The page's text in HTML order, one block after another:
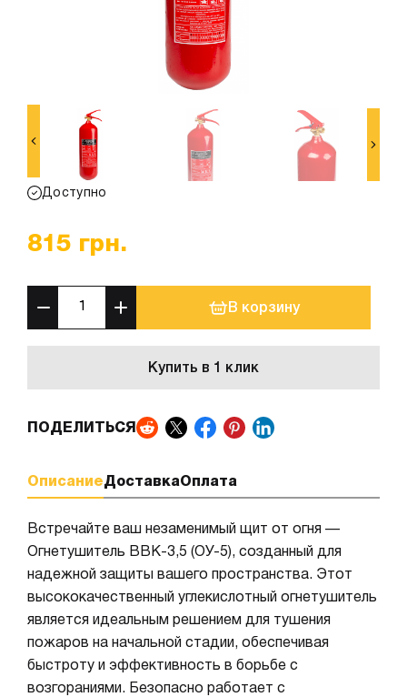
Доступно
815 грн.
В корзину
Купить в 1 клик
ПОДЕЛИТЬСЯ
ОписаниеДоставкаОплата
Встречайте ваш незаменимый щит от огня —
Огнетушитель ВВК-3,5 (ОУ-5), созданный для
надежной защиты вашего пространства. Этот
высококачественный углекислотный огнетушитель
является идеальным решением для тушения
пожаров на начальной стадии, обеспечивая
быстроту и эффективность в борьбе с
возгораниями. Безопасно работает с